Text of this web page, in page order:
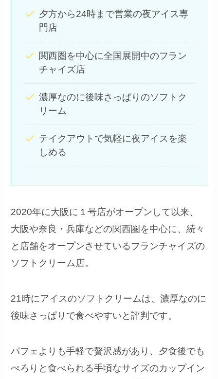
夕方から24時まで営業の夜アイス専
門店
関西圏を中心に全国展開中のフラン
チャイズ店
濃厚なのに後味さっぱりのソフトク
リーム
テイクアウトで気軽に夜アイスを楽
しめる
2020年に大阪に１号店がオープンして以来、
大阪や奈良・兵庫などの関西圏を中心に、続々
と店舗をオープンさせているフランチャイズの
ソフトクリーム店。
21時にアイスのソフトクリームは、濃厚なのに
後味さっぱりで食べやすいと評判です。
パフェよりも手軽で贅沢感があり、夕食後でも
ぺろりと食べられる手頃なサイズのカップイン